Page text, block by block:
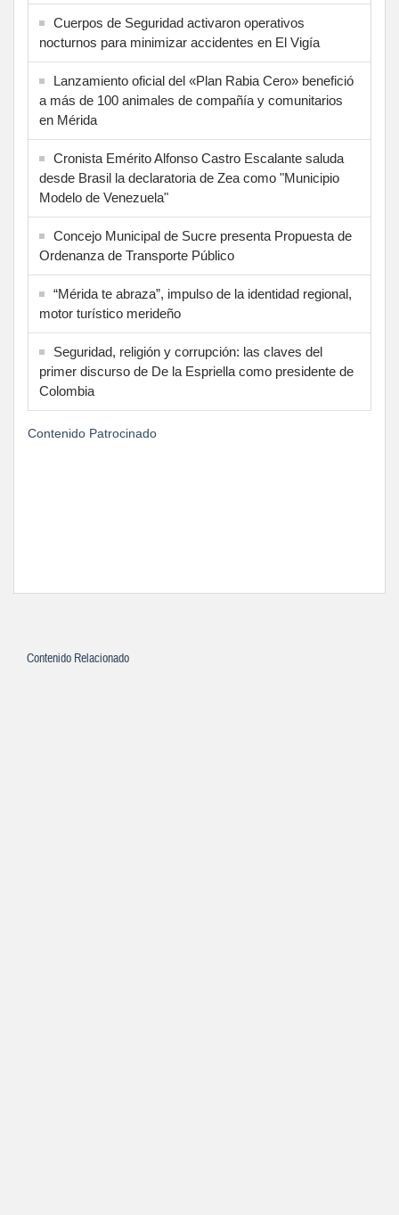
Cuerpos de Seguridad activaron operativos
nocturnos para minimizar accidentes en El Vigía
Lanzamiento oficial del «Plan Rabia Cero» benefició
a más de 100 animales de compañía y comunitarios
en Mérida
Cronista Emérito Alfonso Castro Escalante saluda
desde Brasil la declaratoria de Zea como "Municipio
Modelo de Venezuela"
Concejo Municipal de Sucre presenta Propuesta de
Ordenanza de Transporte Público
“Mérida te abraza”, impulso de la identidad regional,
motor turístico merideño
Seguridad, religión y corrupción: las claves del
primer discurso de De la Espriella como presidente de
Colombia
Contenido Patrocinado
Contenido Relacionado